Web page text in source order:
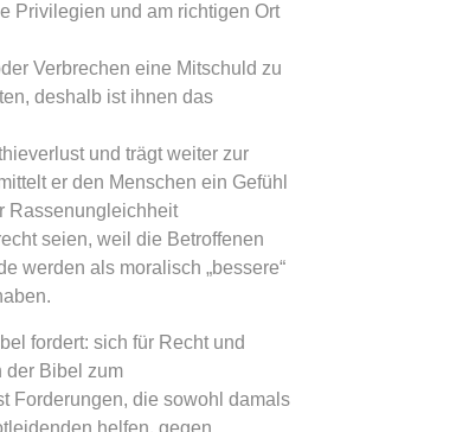
Privilegien und am richtigen Ort
Verbrechen eine Mitschuld zu
deshalb ist ihnen das
und trägt weiter zur
er den Menschen ein Gefühl
Rassenungleichheit
seien, weil die Betroffenen
werden als moralisch „bessere“
fordert: sich für Recht und
der Bibel zum
Forderungen, die sowohl damals
helfen, gegen